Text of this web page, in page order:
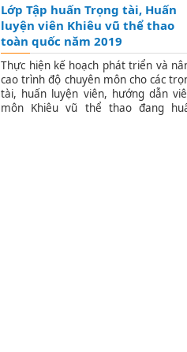
Lớp Tập huấn Trọng tài, Huấn
luyện viên Khiêu vũ thể thao
toàn quốc năm 2019
Thực hiện kế hoạch phát triển và
cao trình độ chuyên môn cho các
tài, huấn luyện viên, hướng dẫn
môn Khiêu vũ thể thao đang